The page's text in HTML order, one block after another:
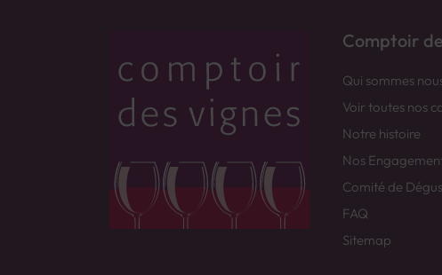
Comptoir
Qui sommes
Voir toutes nos
Notre histoire
Nos
Comité de
FAQ
Sitemap